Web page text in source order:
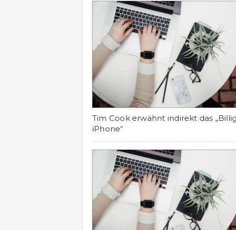
Tim Cook erwähnt indirekt das „Billig
iPhone“